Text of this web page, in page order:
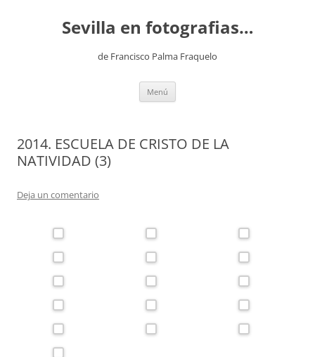
contenidoSevilla en fotografias…
de Francisco Palma Fraquelo
Menú
2014. ESCUELA DE CRISTO DE LA
NATIVIDAD (3)
Deja un comentario